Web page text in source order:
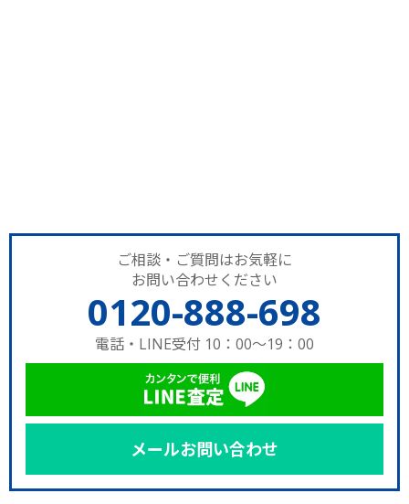
ご相談・ご質問はお気軽に
お問い合わせください
0120-888-698
電話・LINE受付 10：00～19：00
メールお問い合わせ